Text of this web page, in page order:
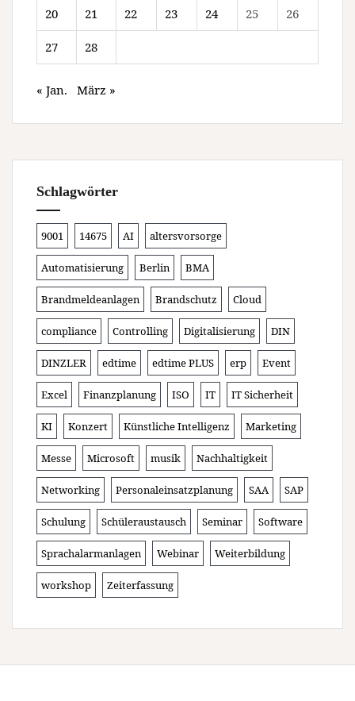
20 21 22 23 24 25 26
27 28
« Jan. März »
Schlagwörter
9001 14675 AI altersvorsorge
Automatisierung Berlin BMA
Brandmeldeanlagen Brandschutz Cloud
compliance Controlling Digitalisierung DIN
DINZLER edtime edtime PLUS erp Event
Excel Finanzplanung ISO IT IT Sicherheit
KI Konzert Künstliche Intelligenz Marketing
Messe Microsoft musik Nachhaltigkeit
Networking Personaleinsatzplanung SAA SAP
Schulung Schüleraustausch Seminar Software
Sprachalarmanlagen Webinar Weiterbildung
workshop Zeiterfassung